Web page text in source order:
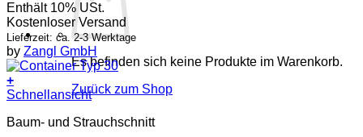
Es befinden sich keine Produkte im Warenkorb.
Zurück zum Shop
Enthält 10% USt.
Kostenloser Versand
Lieferzeit: ca. 2-3 Werktage
by Zangl GmbH
+
Schnellansicht
Baum- und Strauchschnitt